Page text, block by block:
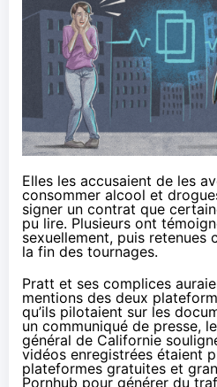
Elles les accusaient de les
consommer alcool et
signer un contrat que
pu lire. Plusieurs ont
sexuellement, puis retenues
la fin des tournages.
Pratt et ses complices
mentions des deux
qu’ils pilotaient sur les
un communiqué de presse,
général de Californie
vidéos enregistrées étaient
plateformes gratuites et
Pornhub pour générer du